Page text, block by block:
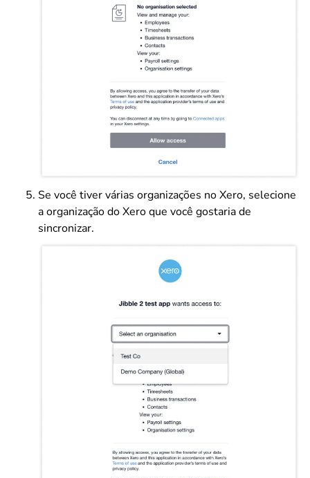
Se você tiver várias organizações no Xero, selecione
a organização do Xero que você gostaria de
sincronizar.